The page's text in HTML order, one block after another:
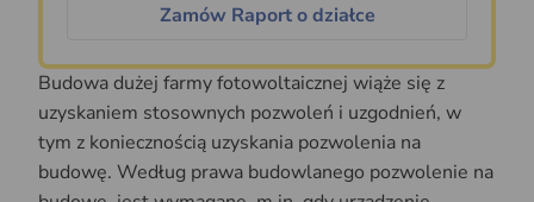
Zamów Raport o działce
Budowa dużej farmy fotowoltaicznej wiąże się z
uzyskaniem stosownych pozwoleń i uzgodnień, w
tym z koniecznością uzyskania pozwolenia na
budowę. Według prawa budowlanego pozwolenie na